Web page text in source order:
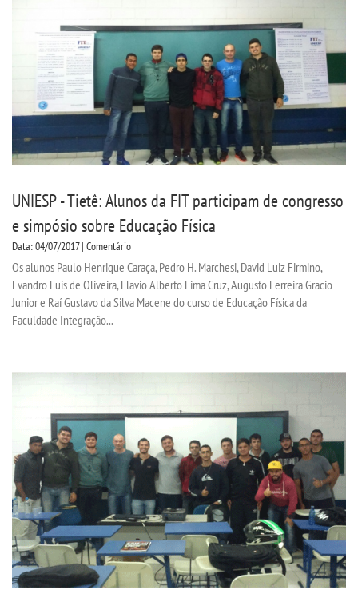
UNIESP - Tietê: Alunos da FIT participam de congresso
e simpósio sobre Educação Física
Data: 04/07/2017 | Comentário
Os alunos Paulo Henrique Caraça, Pedro H. Marchesi, David Luiz Firmino,
Evandro Luis de Oliveira, Flavio Alberto Lima Cruz, Augusto Ferreira Gracio
Junior e Raí Gustavo da Silva Macene do curso de Educação Física da
Faculdade Integração...